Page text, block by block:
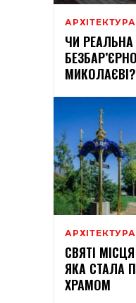
АРХІТЕКТУРА
ЧИ РЕАЛЬНА
МИКОЛАЄВІ?
АРХІТЕКТУРА
СВЯТІ
ЯКА СТАЛА
ХРАМОМ